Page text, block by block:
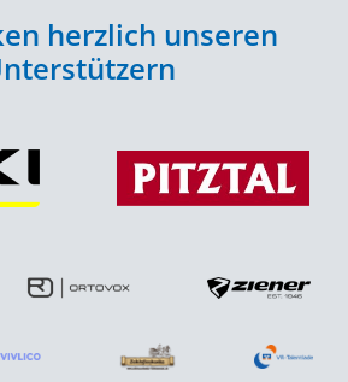
herzlich unseren